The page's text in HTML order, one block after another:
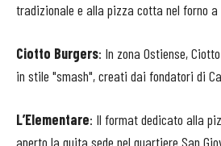
tradizionale e alla pizza cotta nel forno a
Ciotto Burgers: In zona Ostiense,
in stile "smash", creati dai fondatori di
L’Elementare: Il format dedicato alla
aperto la quita sede nel quartiere San